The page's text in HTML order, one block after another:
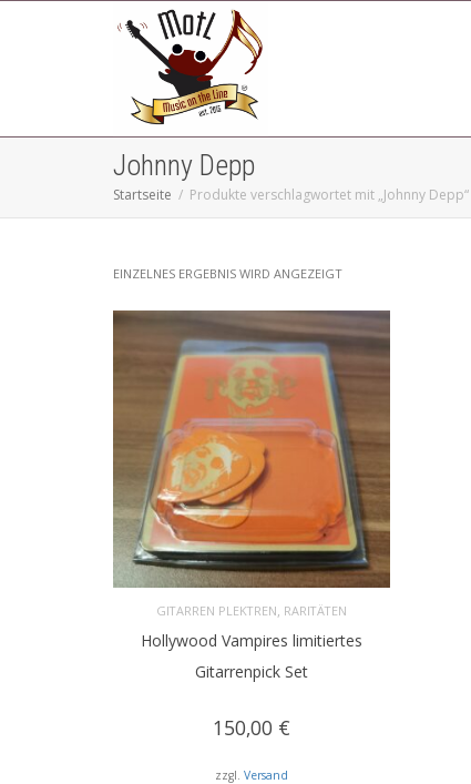
Johnny Depp
Startseite Produkte verschlagwortet mit „Johnny Depp“
EINZELNES ERGEBNIS WIRD ANGEZEIGT
IN DEN WARENKORB
GITARREN PLEKTREN, RARITÄTEN
Hollywood Vampires limitiertes
Gitarrenpick Set
150,00 €
zzgl.Versand